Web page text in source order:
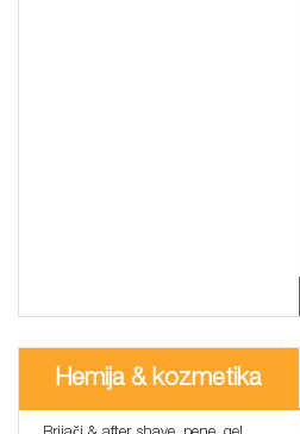
Hemija & kozmetika